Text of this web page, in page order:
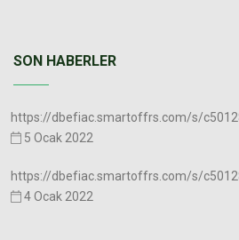
SON HABERLER
https://dbefiac.smartoffrs.com/s/
5 Ocak 2022
https://dbefiac.smartoffrs.com/s/
4 Ocak 2022